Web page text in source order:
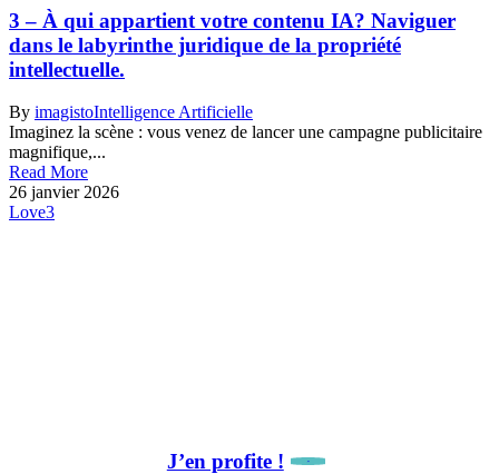
3 – À qui appartient votre contenu IA? Naviguer
dans le labyrinthe juridique de la propriété
intellectuelle.
By imagistoIntelligence Artificielle
Imaginez la scène : vous venez de lancer une campagne publicitaire
magnifique,...
Read More
26 janvier 2026
Love3
J’en profite !